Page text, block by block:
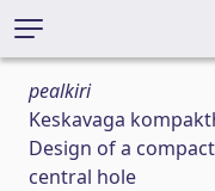
pealkiri
Keskavaga
Design of a
central hole